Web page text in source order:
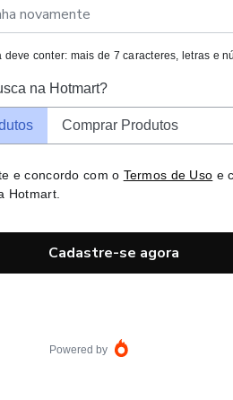
deve conter: mais de 7 caracteres, letras e
na Hotmart?
Comprar Produtos
e concordo com o Termos de Uso e
Hotmart.
Cadastre-se agora
Powered by